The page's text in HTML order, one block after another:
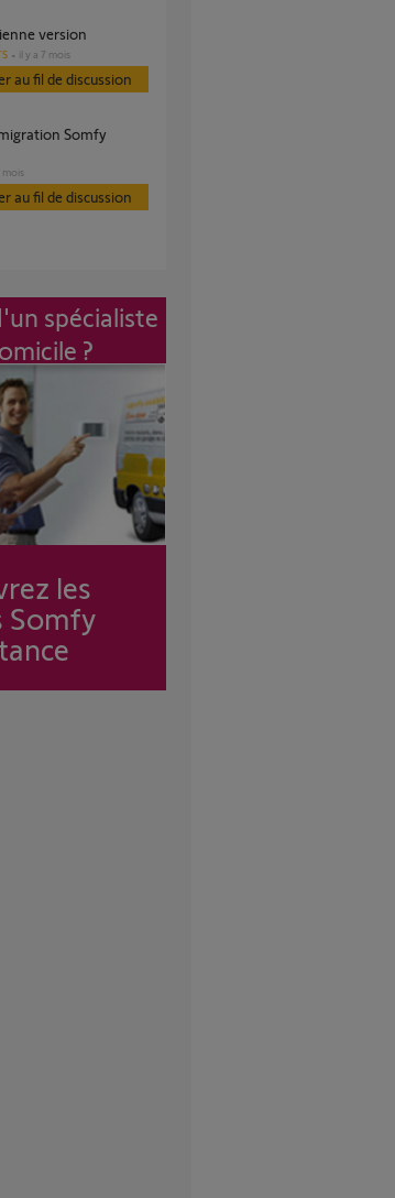
version
il y a 7 mois
au fil de discussion
mois
au fil de discussion
spécialiste
?
les